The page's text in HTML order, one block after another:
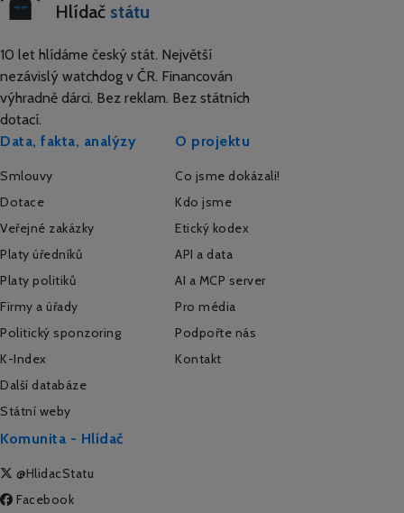
Hlídač státu
10 let hlídáme český stát. Největší
nezávislý watchdog v ČR. Financován
výhradně dárci. Bez reklam. Bez státních
dotací.
Data, fakta, analýzy
Smlouvy
Dotace
Veřejné zakázky
Platy úředníků
Platy politiků
Firmy a úřady
Politický sponzoring
K-Index
Další databáze
Státní weby
O projektu
Co jsme dokázali!
Kdo jsme
Etický kodex
API a data
AI a MCP server
Pro média
Podpořte nás
Kontakt
Komunita - Hlídač
@HlidacStatu
Facebook